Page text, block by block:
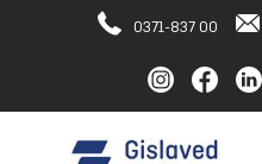
0371-837 00